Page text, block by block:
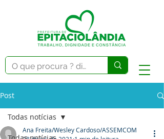
Post
Todas notícias
Ana Freita/Wesley Cardoso/ASSEMCOM